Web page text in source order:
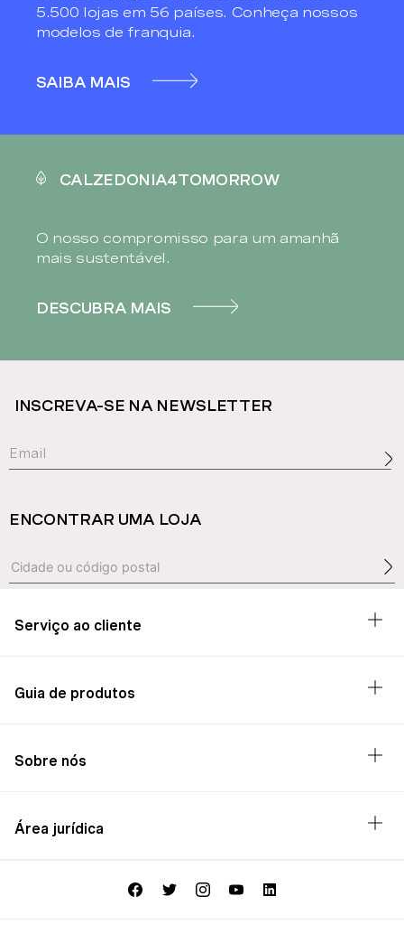
5.500 lojas em 56 países. Conheça nossos
modelos de franquia.
SAIBA MAIS
CALZEDONIA4TOMORROW
O nosso compromisso para um amanhã
mais sustentável.
DESCUBRA MAIS
INSCREVA-SE NA NEWSLETTER
ENCONTRAR UMA LOJA
Serviço ao cliente
Guia de produtos
Sobre nós
Área jurídica